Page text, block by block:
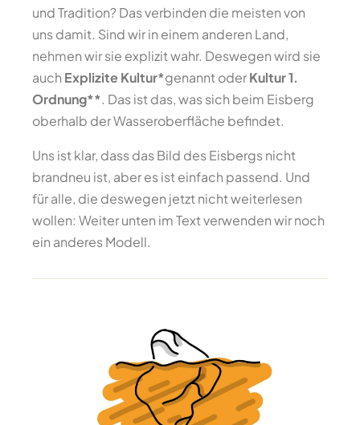
und Tradition? Das verbinden die meisten von
uns damit. Sind wir in einem anderen Land,
nehmen wir sie explizit wahr. Deswegen wird sie
auch Explizite Kultur*genannt oderKultur 1.
Ordnung**. Das ist das, was sich beim Eisberg
oberhalb der Wasseroberfläche befindet.
Uns ist klar, dass das Bild des Eisbergs nicht
brandneu ist, aber es ist einfach passend. Und
für alle, die deswegen jetzt nicht weiterlesen
wollen: Weiter unten im Text verwenden wir noch
ein anderes Modell.